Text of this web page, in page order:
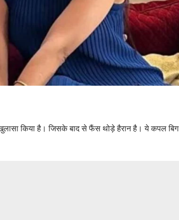
किया है। जिसके बाद से फैंस थोड़े हैरान है। ये कपल बिग